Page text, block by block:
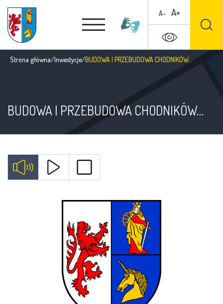
A- A+
Strona główna/Inwestycje/BUDOWA I PRZEBUDOWA CHODNIKÓW…
BUDOWA I PRZEBUDOWA CHODNIKÓW…